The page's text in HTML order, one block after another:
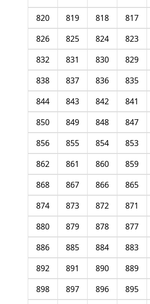
817
818
819
820
823
824
825
826
829
830
831
832
835
836
837
838
841
842
843
844
847
848
849
850
853
854
855
856
859
860
861
862
865
866
867
868
871
872
873
874
877
878
879
880
883
884
885
886
889
890
891
892
895
896
897
898